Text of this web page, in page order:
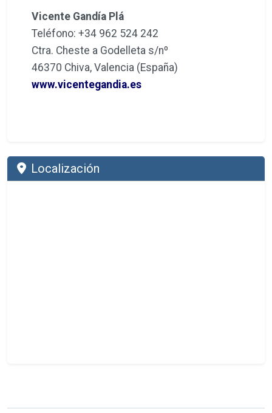
Vicente Gandía Plá
Teléfono: +34 962 524 242
Ctra. Cheste a Godelleta s/nº
46370 Chiva, Valencia (España)
www.vicentegandia.es
Localización